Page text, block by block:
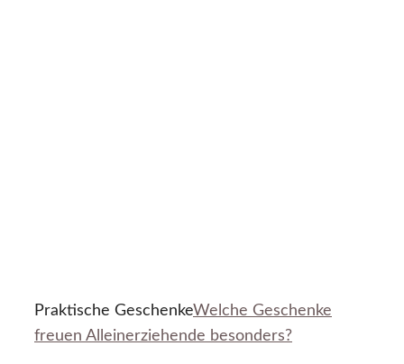
Praktische GeschenkeWelche Geschenke
freuen Alleinerziehende besonders?